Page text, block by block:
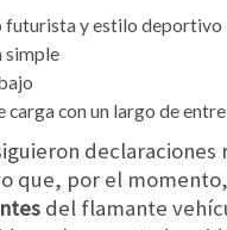
futurista y estilo deportivo
simple
carga con un largo de
declaraciones
que, por el
del flamante